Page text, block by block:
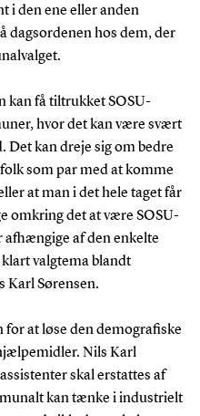
i den ene eller anden
dagsordenen hos dem, der
kan få tiltrukket SOSU-
hvor det kan være svært
Det kan dreje sig om bedre
som par med at komme
at man i det hele taget får
omkring det at være SOSU-
afhængige af den enkelte
valgtema blandt
Karl Sørensen.
for at løse den demografiske
Nils Karl
skal erstattes af
kan tænke i industrielt